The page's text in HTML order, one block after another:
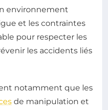
environnement
et les contraintes
pour respecter les
les accidents liés
notamment que les
de manipulation et